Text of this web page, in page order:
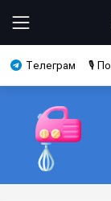
Телеграм 🎙️